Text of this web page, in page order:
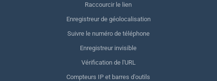
Raccourcir le lien
Enregistreur de géolocalisation
Suivre le numéro de téléphone
Enregistreur invisible
Vérification de l'URL
Compteurs IP et barres d'outils